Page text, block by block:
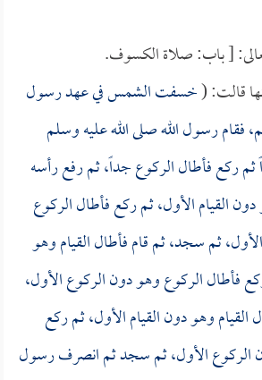
[ باب: صلاة الكسوف.
قالت: (خسفت الشمس في عهد رسول
فقام رسول الله صلى الله عليه وسلم
ثم ركع فأطال الركوع جداً، ثم رفع رأسه
القيام الأول، ثم ركع فأطال الركوع
ثم سجد، ثم قام فأطال القيام وهو
فأطال الركوع وهو دون الركوع الأول،
وهو دون القيام الأول، ثم ركع
الركوع الأول، ثم سجد ثم انصرف رسول